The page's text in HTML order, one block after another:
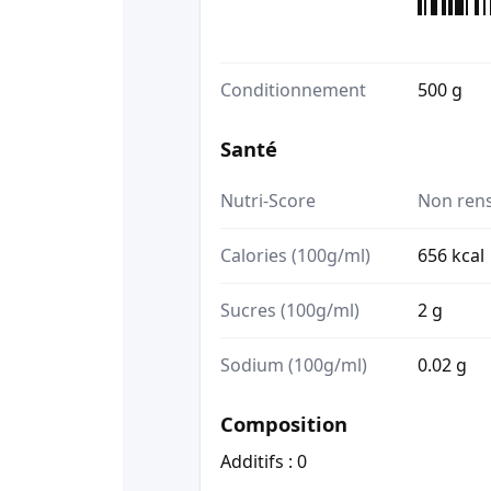
Conditionnement 500 g
Santé
Nutri-Score Non
Calories (100g/ml) 656 kcal
Sucres (100g/ml) 2 g
Sodium (100g/ml) 0.02 g
Composition
Additifs : 0